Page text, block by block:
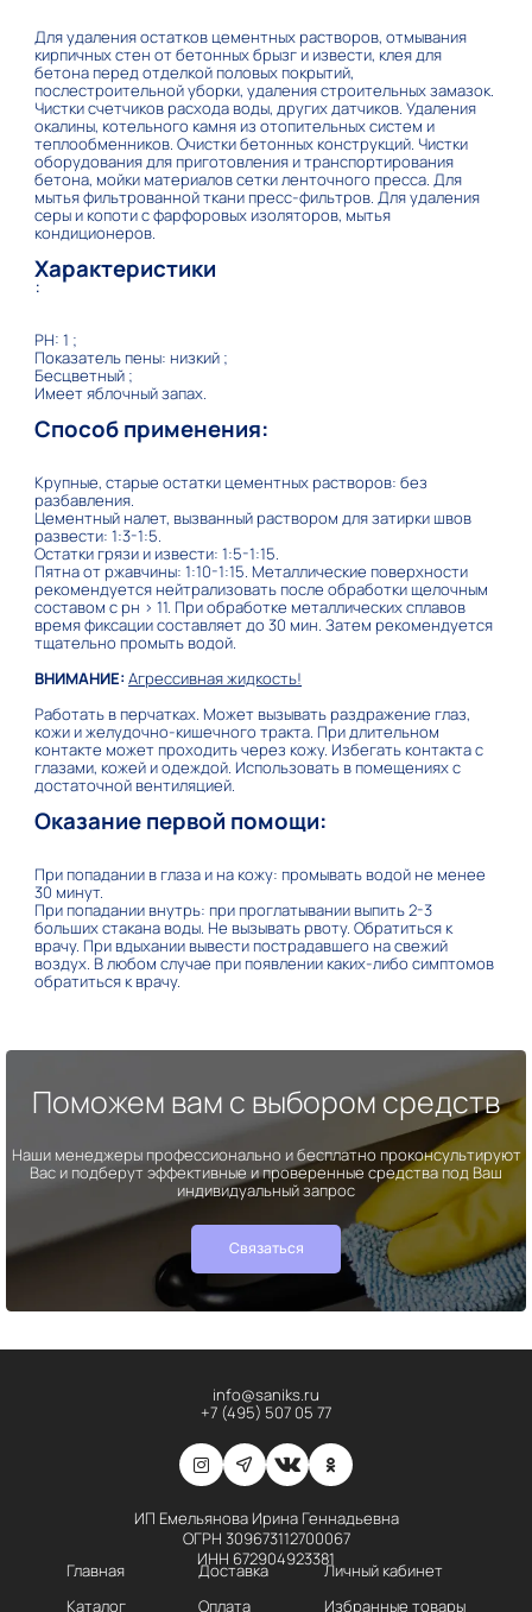
Для удаления остатков цементных растворов, отмывания
кирпичных стен от бетонных брызг и извести, клея для
бетона перед отделкой половых покрытий,
послестроительной уборки, удаления строительных замазок.
Чистки счетчиков расхода воды, других датчиков. Удаления
окалины, котельного камня из отопительных систем и
теплообменников. Очистки бетонных конструкций. Чистки
оборудования для приготовления и транспортирования
бетона, мойки материалов сетки ленточного пресса. Для
мытья фильтрованной ткани пресс-фильтров. Для удаления
серы и копоти с фарфоровых изоляторов, мытья
кондиционеров.
Характеристики
:
PH: 1 ;
Показатель пены: низкий ;
Бесцветный ;
Имеет яблочный запах.
Способ применения:
Крупные, старые остатки цементных растворов: без
разбавления.
Цементный налет, вызванный раствором для затирки швов
развести: 1:3-1:5.
Остатки грязи и извести: 1:5-1:15.
Пятна от ржавчины: 1:10-1:15. Металлические поверхности
рекомендуется нейтрализовать после обработки щелочным
составом с рн > 11. При обработке металлических сплавов
время фиксации составляет до 30 мин. Затем рекомендуется
тщательно промыть водой.
ВНИМАНИЕ:Агрессивная жидкость!
Работать в перчатках. Может вызывать раздражение глаз,
кожи и желудочно-кишечного тракта. При длительном
контакте может проходить через кожу. Избегать контакта с
глазами, кожей и одеждой. Использовать в помещениях с
достаточной вентиляцией.
Оказание первой помощи:
При попадании в глаза и на кожу: промывать водой не менее
30 минут.
При попадании внутрь: при проглатывании выпить 2-3
больших стакана воды. Не вызывать рвоту. Обратиться к
врачу. При вдыхании вывести пострадавшего на свежий
воздух. В любом случае при появлении каких-либо симптомов
обратиться к врачу.
Поможем вам с выбором средств
Наши менеджеры профессионально и бесплатно проконсультируют
Вас и подберут эффективные и проверенные средства под Ваш
индивидуальный запрос
Связаться
info@saniks.ru
+7 (495) 507 05 77
ИП Емельянова Ирина Геннадьевна
ОГРН 309673112700067
ИНН 672904923381
Главная
Каталог
Доставка
Оплата
Личный кабинет
Избранные товары